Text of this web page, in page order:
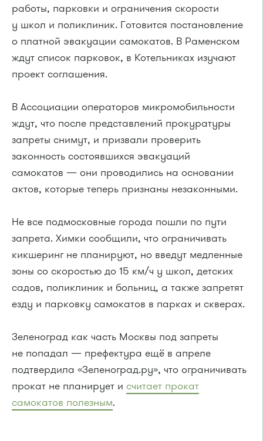
работы, парковки и ограничения скорости
у школ и поликлиник. Готовится постановление
о платной эвакуации самокатов. В Раменском
ждут список парковок, в Котельниках изучают
проект соглашения.
В Ассоциации операторов микромобильности
ждут, что после представлений прокуратуры
запреты снимут, и призвали проверить
законность состоявшихся эвакуаций
самокатов — они проводились на основании
актов, которые теперь признаны незаконными.
Не все подмосковные города пошли по пути
запрета. Химки сообщили, что ограничивать
кикшеринг не планируют, но введут медленные
зоны со скоростью до 15 км/ч у школ, детских
садов, поликлиник и больниц, а также запретят
езду и парковку самокатов в парках и скверах.
Зеленоград как часть Москвы под запреты
не попадал — префектура ещё в апреле
подтвердила «Зеленоград.ру», что ограничивать
прокат не планирует и считает прокат
самокатов полезным.